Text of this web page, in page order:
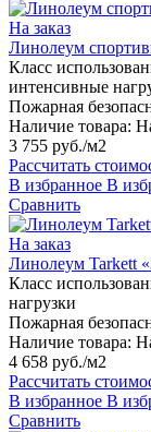
На заказ
Линолеум
Класс
интенсивные
Пожарная
Наличие товара:
3 755 руб./м2
Рассчитать
В избранное В
Сравнить
На заказ
Линолеум Tarkett
Класс
нагрузки
Пожарная
Наличие товара:
4 658 руб./м2
Рассчитать
В избранное В
Сравнить